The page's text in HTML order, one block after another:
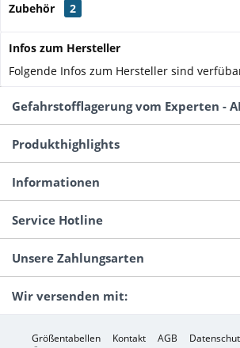
Zubehör 2
Infos zum Hersteller
Folgende Infos zum Hersteller sind
Gefahrstofflagerung vom Experten -
Produkthighlights
Informationen
Service Hotline
Unsere Zahlungsarten
Wir versenden mit:
Größentabellen Kontakt AGB